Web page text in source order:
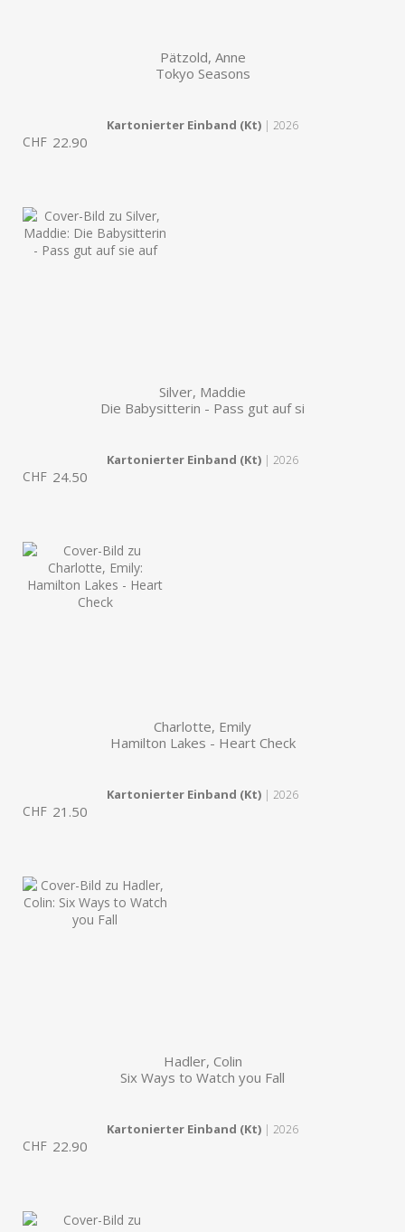
Pätzold, Anne
Tokyo Seasons
Kartonierter Einband (Kt) | 2026
CHF 22.90
Silver, Maddie
Die Babysitterin - Pass gut auf si
Kartonierter Einband (Kt) | 2026
CHF 24.50
Charlotte, Emily
Hamilton Lakes - Heart Check
Kartonierter Einband (Kt) | 2026
CHF 21.50
Hadler, Colin
Six Ways to Watch you Fall
Kartonierter Einband (Kt) | 2026
CHF 22.90